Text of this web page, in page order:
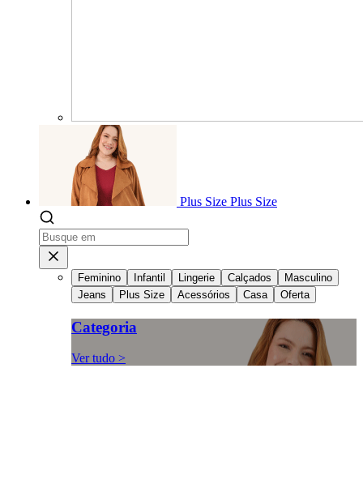
Plus Size Plus Size
Feminino Infantil Lingerie Calçados
Masculino
Jeans
Plus Size Acessórios Casa Oferta
Categoria
Ver tudo >